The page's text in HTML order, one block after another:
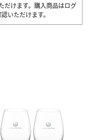
だけます。購入商品はログ
いただけます。